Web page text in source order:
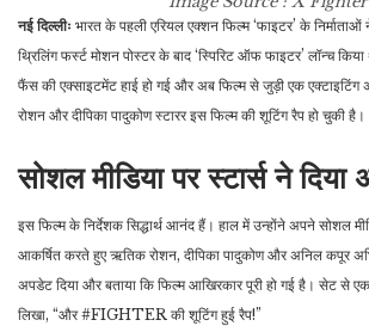
नई दिल्लीः भारत के पहली एरियल एक्शन फिल्म ‘फाइटर’ के
थ्रिलिंग फर्स्ट मोशन पोस्टर के बाद ‘स्पिरिट ऑफ फाइटर’ लॉन्च
फैंस की एक्साइटमेंट हाई हो गई और अब फिल्म से जुड़ी एक
रोशन और दीपिका पादुकोण स्टारर इस फिल्म की शूटिंग रैप हो चुकी है।
सोशल मीडिया पर स्टार्स ने
इस फिल्म के निर्देशक सिद्धार्थ आनंद हैं। हाल में उन्होंने अपने सोशल
आकर्षित करते हुए ऋतिक रोशन, दीपिका पादुकोण और अनिल कपूर
अपडेट दिया और बताया कि फिल्म आखिरकार पूरी हो गई है। सेट से
लिखा, “और #FIGHTER की शूटिंग हुई रैप!”